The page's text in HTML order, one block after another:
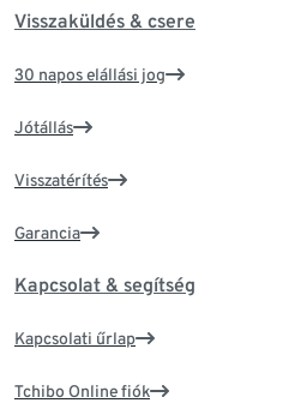
Visszaküldés & csere
30 napos elállási jog
Jótállás
Visszatérítés
Garancia
Kapcsolat & segítség
Kapcsolati űrlap
Tchibo Online fiók